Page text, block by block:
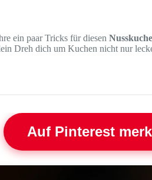
ein paar Tricks für diesen
Dreh dich um Kuchen nicht nur
Auf Pinterest